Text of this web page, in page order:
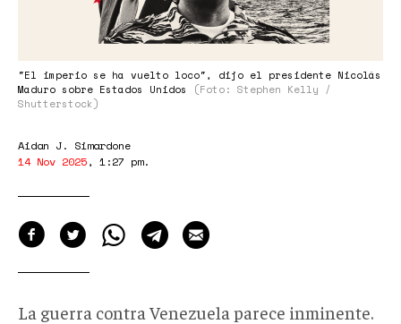
"El imperio se ha vuelto loco", dijo el presidente Nicolás
Maduro sobre Estados Unidos
(Foto: Stephen Kelly /
Shutterstock)
Aidan J. Simardone
14 Nov 2025, 1:27 pm.
La guerra contra Venezuela parece inminente.